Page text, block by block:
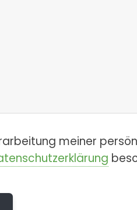
meiner